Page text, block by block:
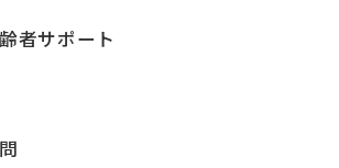
者サポート